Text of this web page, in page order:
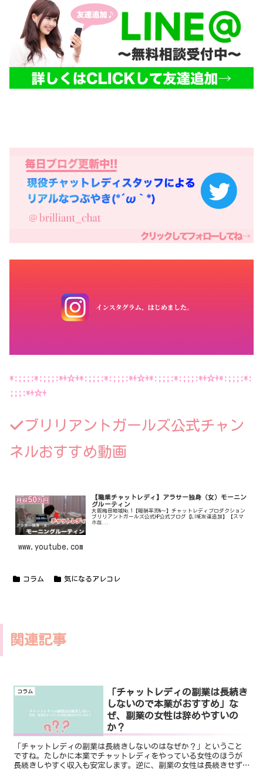
*:;;;:*:;;;:*+☆+*:;;;:*:;;;:*+☆+*:;;;:*:;;;:*+☆+*:;;;:*:
;;;:*+☆+
ブリリアントガールズ公式チャン
ネルおすすめ動画
【職業チャットレディ】アラサー独身（女）モーニン
グルーティン
大阪梅田地域No.1【報酬率35%〜】チャットレディプロダクション
ブリリアントガールズ公式HP公式ブログ【LINE友達追加】【スマ
ホ在...
www.youtube.com
コラム 気になるアレコレ
関連記事
コラム
「チャットレディの副業は長続き
しないので本業がおすすめ」な
ぜ、副業の女性は辞めやすいの
か？
「チャットレディの副業は長続きしないのはなぜか？」ということ
ですね。たしかに本業でチャットレディをやっている女性のほうが
長続きしやすく収入も安定します。逆に、副業の女性は長続きせず